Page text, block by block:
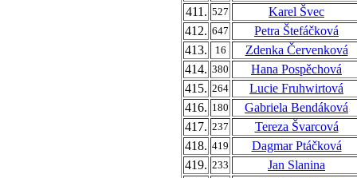
411. 527
Karel Švec
412. 647
Petra Štefáčková
413.
16
Zdenka Červenková
414. 380
Hana Pospěchová
415. 264
Lucie Fruhwirtová
416. 180
Gabriela Bendáková
417. 237
Tereza Švarcová
418. 419
Dagmar Ptáčková
419. 233
Jan Slanina